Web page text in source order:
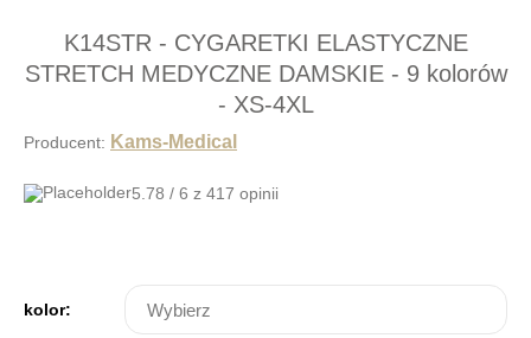
K14STR - CYGARETKI ELASTYCZNE
STRETCH MEDYCZNE DAMSKIE - 9 kolorów
- XS-4XL
Producent: Kams-Medical
5.78 / 6 z 417 opinii
kolor: